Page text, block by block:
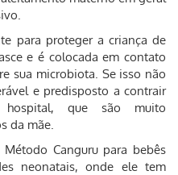
para proteger a criança de
e é colocada em contato
sua microbiota. Se isso não
e predisposto a contrair
hospital, que são muito
da mãe.
Canguru para bebês
neonatais, onde ele tem